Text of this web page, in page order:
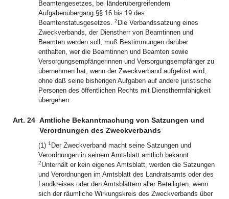
Beamtengesetzes, bei länderübergreifendem
Aufgabenübergang §§ 16 bis 19 des
Beamtenstatusgesetzes. 2 Die Verbandssatzung eines
Zweckverbands, der Dienstherr von Beamtinnen und
Beamten werden soll, muß Bestimmungen darüber
enthalten, wer die Beamtinnen und Beamten sowie
Versorgungsempfängerinnen und Versorgungsempfänger zu
übernehmen hat, wenn der Zweckverband aufgelöst wird,
ohne daß seine bisherigen Aufgaben auf andere juristische
Personen des öffentlichen Rechts mit Dienstherrnfähigkeit
übergehen.
Art. 24 Amtliche Bekanntmachung von Satzungen und
Verordnungen des Zweckverbands
(1) 1 Der Zweckverband macht seine Satzungen und
Verordnungen in seinem Amtsblatt amtlich bekannt.
2Unterhält er kein eigenes Amtsblatt, werden die Satzungen
und Verordnungen im Amtsblatt des Landratsamts oder des
Landkreises oder den Amtsblättern aller Beteiligten, wenn
sich der räumliche Wirkungskreis des Zweckverbands über